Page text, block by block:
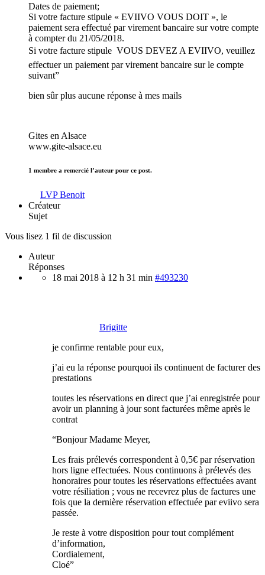
Dates de paiement;
Si votre facture stipule « EVIIVO VOUS DOIT », le
paiement sera effectué par virement bancaire sur votre compte
à compter du 21/05/2018.
Si votre facture stipule  VOUS DEVEZ A EVIIVO, veuillez
effectuer un paiement par virement bancaire sur le compte
suivant”
bien sûr plus aucune réponse à mes mails
Gites en Alsace
www.gite-alsace.eu
1 membre a remercié l’auteur pour ce post.
LVP Benoit
Créateur
Sujet
Vous lisez 1 fil de discussion
Auteur
Réponses
18 mai 2018 à 12 h 31 min #493230
Brigitte
je confirme rentable pour eux,
j’ai eu la réponse pourquoi ils continuent de facturer des
prestations
toutes les réservations en direct que j’ai enregistrée pour
avoir un planning à jour sont facturées même après le
contrat
“Bonjour Madame Meyer,
Les frais prélevés correspondent à 0,5€ par réservation
hors ligne effectuées. Nous continuons à prélevés des
honoraires pour toutes les réservations effectuées avant
votre résiliation ; vous ne recevrez plus de factures une
fois que la dernière réservation effectuée par eviivo sera
passée.
Je reste à votre disposition pour tout complément
d’information,
Cordialement,
Cloé”